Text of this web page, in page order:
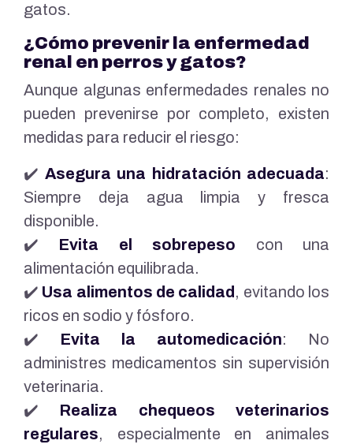
gatos.
¿Cómo prevenir la enfermedad
renal en perros y gatos?
Aunque algunas enfermedades renales no
pueden prevenirse por completo, existen
medidas para reducir el riesgo:
✔️ Asegura una hidratación adecuada:
Siempre deja agua limpia y fresca
disponible.
✔️ Evita el sobrepeso con una
alimentación equilibrada.
✔️ Usa alimentos de calidad , evitando los
ricos en sodio y fósforo.
✔️ Evita la automedicación: No
administres medicamentos sin supervisión
veterinaria.
✔️ Realiza chequeos veterinarios
regulares, especialmente en animales